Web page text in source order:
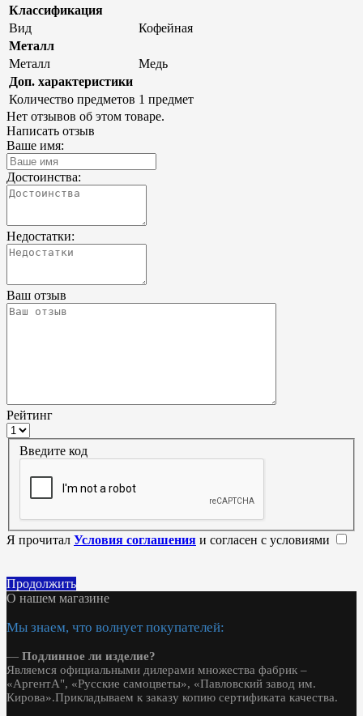
Классификация
Вид
Кофейная
Металл
Металл
Медь
Доп. характеристики
Количество предметов 1 предмет
Нет отзывов об этом товаре.
Написать отзыв
Ваше имя:
Достоинства:
Недостатки:
Ваш отзыв
Рейтинг
Введите код
Я прочитал Условия соглашения и согласен с условиями
Продолжить
О нашем магазине
Мы знаем, что волнует покупателей:
— Подлинное ли изделие?
Являемся официальными дилерами множества фабрик –
«АргентА", «Русские самоцветы», «Павловский завод им.
Кирова».Прикладываем к заказу копию сертификата качества.